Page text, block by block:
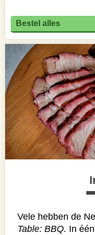
Vele hebben de
Table: BBQ. In
Bestel alles